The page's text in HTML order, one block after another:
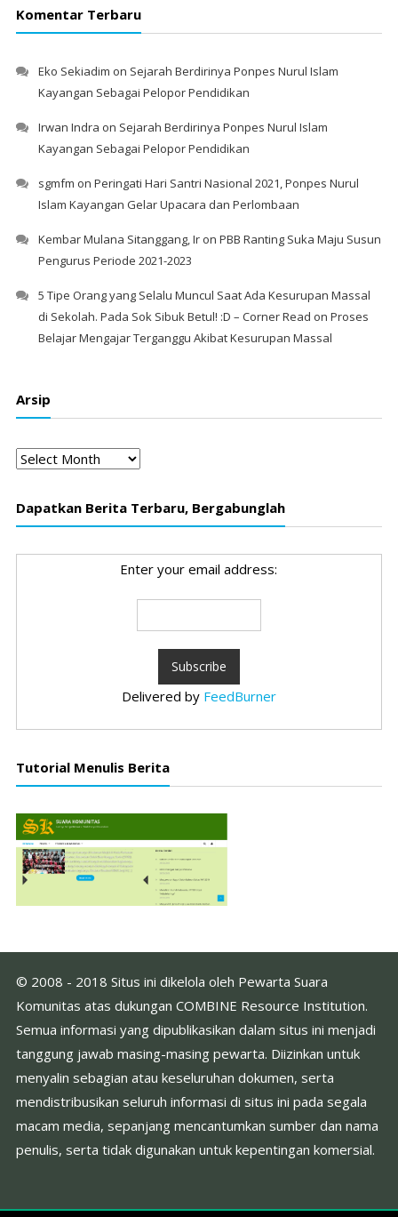
Komentar Terbaru
Eko Sekiadim on Sejarah Berdirinya Ponpes Nurul Islam
Kayangan Sebagai Pelopor Pendidikan
Irwan Indra on Sejarah Berdirinya Ponpes Nurul Islam
Kayangan Sebagai Pelopor Pendidikan
sgmfm on Peringati Hari Santri Nasional 2021, Ponpes Nurul
Islam Kayangan Gelar Upacara dan Perlombaan
Kembar Mulana Sitanggang, Iron PBB Ranting Suka Maju Susun
Pengurus Periode 2021-2023
5 Tipe Orang yang Selalu Muncul Saat Ada Kesurupan Massal
di Sekolah. Pada Sok Sibuk Betul! :D – Corner Read on Proses
Belajar Mengajar Terganggu Akibat Kesurupan Massal
Arsip
Arsip
Dapatkan Berita Terbaru, Bergabunglah
Enter your email address:
Delivered by FeedBurner
Tutorial Menulis Berita
© 2008 - 2018 Situs ini dikelola oleh Pewarta Suara
Komunitas atas dukungan COMBINE Resource Institution.
Semua informasi yang dipublikasikan dalam situs ini menjadi
tanggung jawab masing-masing pewarta. Diizinkan untuk
menyalin sebagian atau keseluruhan dokumen, serta
mendistribusikan seluruh informasi di situs ini pada segala
macam media, sepanjang mencantumkan sumber dan nama
penulis, serta tidak digunakan untuk kepentingan komersial.